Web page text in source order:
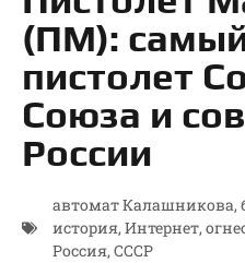
(ПМ):
пистолет
Союза и
России
автомат Калашникова,
история, Интернет,
Россия, СССР